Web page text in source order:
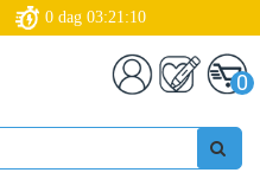
0 dag 03:21:09
0